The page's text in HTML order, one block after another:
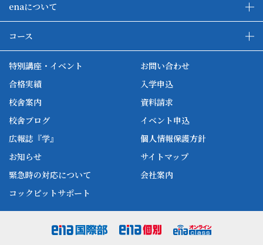
enaについて
ena本部について
ena国立タワー竣工
ena-base
新開校
コース
特別講座・イベント
合格実績
校舎案内
校舎ブログ
広報誌『学』
お知らせ
緊急時の対応について
コックピットサポート
お問い合わせ
入学申込
資料請求
イベント申込
個人情報保護方針
サイトマップ
会社案内